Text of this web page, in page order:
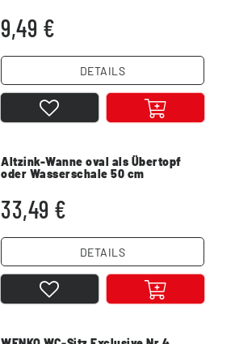
9,49 €
DETAILS
Altzink-Wanne oval als Übertopf
oder Wasserschale 50 cm
33,49 €
DETAILS